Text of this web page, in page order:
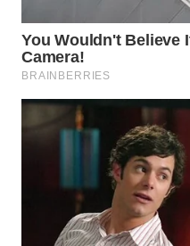
WN
NATUNA
BINTAN
WN
LIKUPANG